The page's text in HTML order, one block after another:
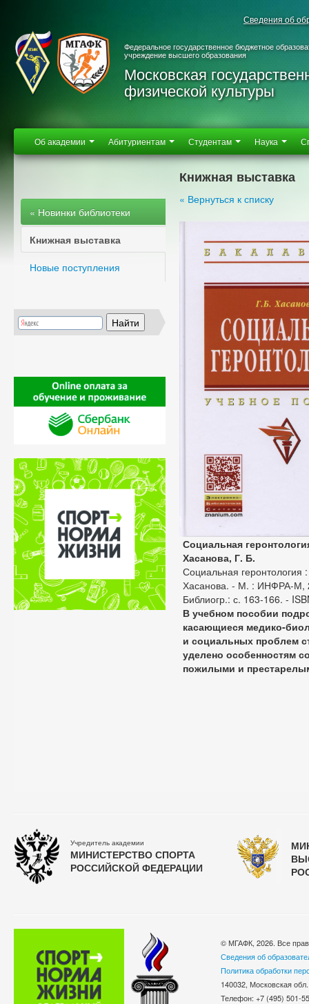
Сведения об
Федеральное государственное бюджетное
учреждение высшего образования
Московская
физической культуры
Об академии Абитуриентам Студентам Наука
« Новинки библиотеки
Книжная выставка
Новые поступления
Книжная выставка
« Вернуться к списку
Социальная
Хасанова, Г. Б.
Социальная геронтология
Хасанова. - М. : ИНФРА-М,
Библиогр.: с. 163-166. -
В учебном пособии
касающиеся медико-
и социальных проблем
уделено особенностям
пожилыми и
Учредитель академии
МИНИСТЕРСТВО СПОРТА
РОССИЙСКОЙ ФЕДЕРАЦИИ
© МГАФК, 2026. Все
Сведения об
Политика обработки
140032, Московская
Телефон: +7 (495)